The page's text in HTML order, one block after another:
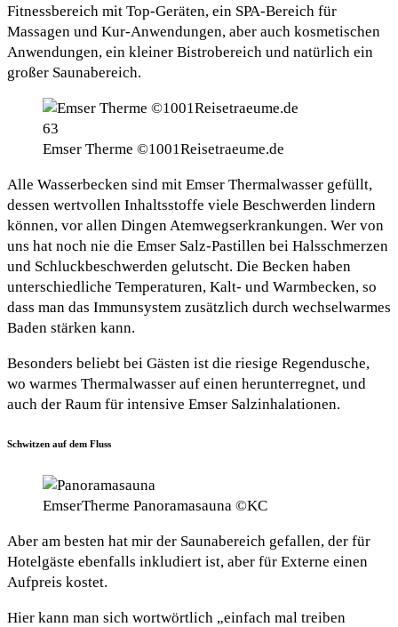
Fitnessbereich mit Top-Geräten, ein SPA-Bereich für
Massagen und Kur-Anwendungen, aber auch kosmetischen
Anwendungen, ein kleiner Bistrobereich und natürlich ein
großer Saunabereich.
Emser Therme ©1001Reisetraeume.de
Alle Wasserbecken sind mit Emser Thermalwasser gefüllt,
dessen wertvollen Inhaltsstoffe viele Beschwerden lindern
können, vor allen Dingen Atemwegserkrankungen. Wer von
uns hat noch nie die Emser Salz-Pastillen bei Halsschmerzen
und Schluckbeschwerden gelutscht. Die Becken haben
unterschiedliche Temperaturen, Kalt- und Warmbecken, so
dass man das Immunsystem zusätzlich durch wechselwarmes
Baden stärken kann.
Besonders beliebt bei Gästen ist die riesige Regendusche,
wo warmes Thermalwasser auf einen herunterregnet, und
auch der Raum für intensive Emser Salzinhalationen.
Schwitzen auf dem Fluss
EmserTherme Panoramasauna ©KC
Aber am besten hat mir der Saunabereich gefallen, der für
Hotelgäste ebenfalls inkludiert ist, aber für Externe einen
Aufpreis kostet.
Hier kann man sich wortwörtlich „einfach mal treiben